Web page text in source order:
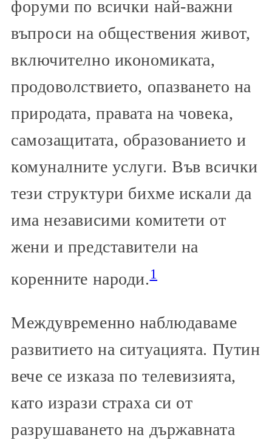
форуми по всички най-важни
въпроси на обществения живот,
включително икономиката,
продоволствието, опазването на
природата, правата на човека,
самозащитата, образованието и
комуналните услуги. Във всички
тези структури бихме искали да
има независими комитети от
жени и представители на
коренните народи.1
Междувременно наблюдаваме
развитието на ситуацията. Путин
вече се изказа по телевизията,
като изрази страха си от
разрушаването на държавната